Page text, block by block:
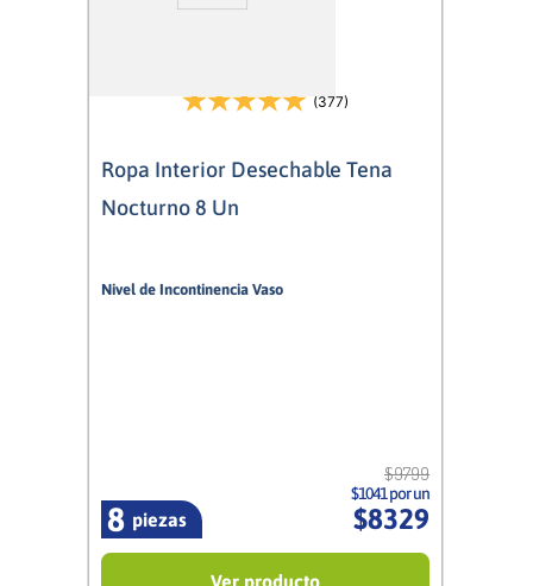
(377)
Ropa Interior Desechable Tena
Nocturno 8 Un
Nivel de Incontinencia Vaso
piezas
8
$9799
$1041 por un
$8329
Ver producto